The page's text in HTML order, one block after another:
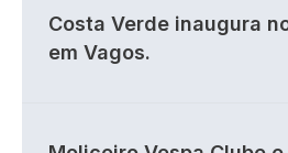
Costa Verde inaugura
em Vagos.